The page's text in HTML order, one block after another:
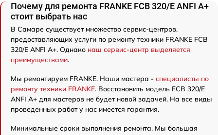
Почему для ремонта FRANKE FCB 320/E ANFI A+
стоит выбрать нас
В Самаре существует множество сервис-центров,
предоставляющих услуги по ремонту техники FRANKE FCB
320/E ANFI A+. Однако наш сервис-центр выделяется
преимуществами.
Мы ремонтируем FRANKE. Наши мастера - специалисты по
ремонту техники FRANKE. Восстановить модель FCB 320/E
ANFI A+ для мастеров не будет новой задачей. На все виды
проведенных работ у нас имеется гарантия.
Минимальные сроки выполнения ремонта. Мы большая